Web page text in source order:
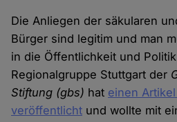
Die Anliegen der säkularen
Bürger sind legitim und man
in die Öffentlichkeit und
Regionalgruppe Stuttgart der
Stiftung (gbs) hat einen
veröffentlicht und wollte mit